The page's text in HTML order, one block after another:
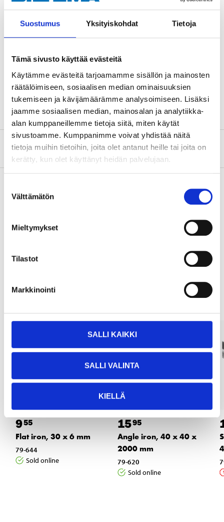
Suostumus Yksityiskohdat Tietoja
Tämä sivusto käyttää evästeitä
Käytämme evästeitä tarjoamamme sisällön ja mainosten
räätälöimiseen, sosiaalisen median ominaisuuksien
tukemiseen ja kävijämäärämme analysoimiseen. Lisäksi
jaamme sosiaalisen median, mainosalan ja analytiikka-
alan kumppaneillemme tietoja siitä, miten käytät
sivustoamme. Kumppanimme voivat yhdistää näitä
tietoja muihin tietoihin, joita olet antanut heille tai joita on
kerätty, kun olet käyttänyt heidän palvelujaan.
valinta
Välttämätön
Mieltymykset
Tilastot
Markkinointi
SALLI KAIKKI
SALLI VALINTA
KIELLÄ
Technical specifications
Length
2000 mm
Width
Height
35 mm (external)
Thickness
3,75 mm (±10%)
About the manufacturer
Pay & Collect in your local store within 2 hours!
Other customers also bought
955
Flat iron, 30 x 6 mm
79-644
Sold online
1595
Angle iron, 40 x 40 x
2000 mm
79-620
Sold online